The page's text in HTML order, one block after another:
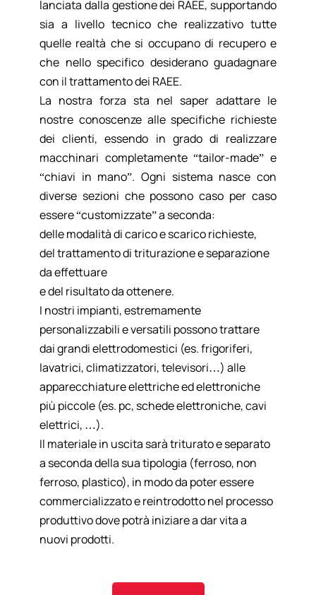
lanciata dalla gestione dei RAEE, supportando
sia a livello tecnico che realizzativo tutte
quelle realtà che si occupano di recupero e
che nello specifico desiderano guadagnare
con il trattamento dei RAEE.
La nostra forza sta nel saper adattare le
nostre conoscenze alle specifiche richieste
dei clienti, essendo in grado di realizzare
macchinari completamente “tailor-made” e
“chiavi in mano”. Ogni sistema nasce con
diverse sezioni che possono caso per caso
essere “customizzate” a seconda:
delle modalità di carico e scarico richieste,
del trattamento di triturazione e separazione
da effettuare
e del risultato da ottenere.
I nostri impianti, estremamente
personalizzabili e versatili possono trattare
dai grandi elettrodomestici (es. frigoriferi,
lavatrici, climatizzatori, televisori…) alle
apparecchiature elettriche ed elettroniche
più piccole (es. pc, schede elettroniche, cavi
elettrici, …).
Il materiale in uscita sarà triturato e separato
a seconda della sua tipologia (ferroso, non
ferroso, plastico), in modo da poter essere
commercializzato e reintrodotto nel processo
produttivo dove potrà iniziare a dar vita a
nuovi prodotti.